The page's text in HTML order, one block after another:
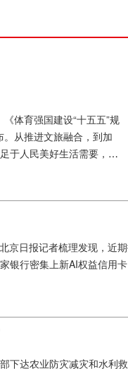
体育强国建设“十五五”规
。从推进文旅融合，到加
于人民美好生活需要，系
京日报记者梳理发现，近
银行密集上新AI权益信用
下达农业防灾减灾和水利